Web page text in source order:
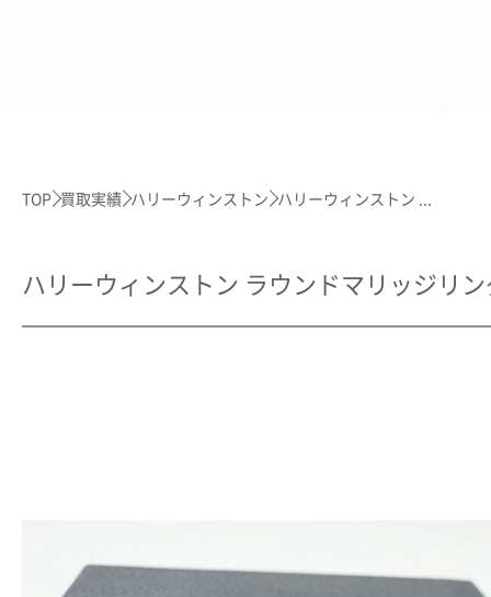
TOP 買取実績 ハリーウィンストン ハリーウィンストン ...
ハリーウィンストン ラウンドマリッジリ